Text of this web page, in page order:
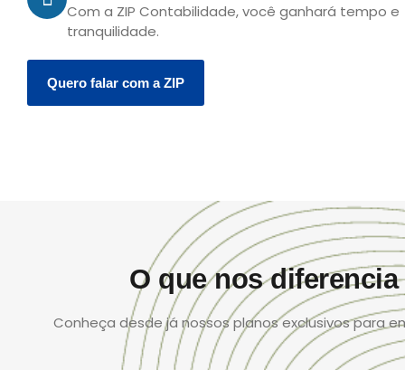
Com a ZIP Contabilidade, você ganhará tempo e
tranquilidade.
Quero falar com a ZIP
O que nos
Conheça desde já nossos planos exclusivos para